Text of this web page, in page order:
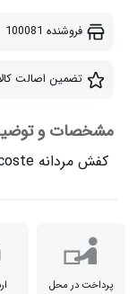
فروشنده 100081
تضمین اصالت
مشخصات و
کفش مردانه Lacoste مدل Balten(جگری)
پرداخت در محل